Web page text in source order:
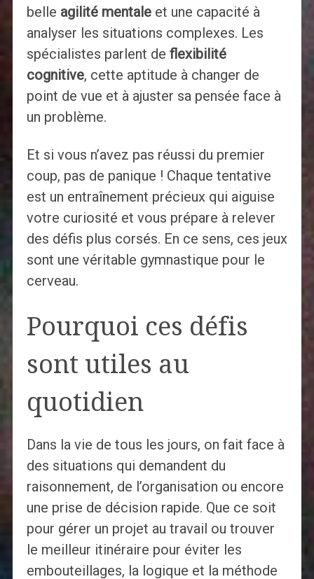
belle agilité mentaleet une capacité à
analyser les situations complexes. Les
spécialistes parlent de flexibilité
cognitive, cette aptitude à changer de
point de vue et à ajuster sa pensée face à
un problème.
Et si vous n’avez pas réussi du premier
coup, pas de panique ! Chaque tentative
est un entraînement précieux qui aiguise
votre curiosité et vous prépare à relever
des défis plus corsés. En ce sens, ces jeux
sont une véritable gymnastique pour le
cerveau.
Pourquoi ces défis
sont utiles au
quotidien
Dans la vie de tous les jours, on fait face à
des situations qui demandent du
raisonnement, de l’organisation ou encore
une prise de décision rapide. Que ce soit
pour gérer un projet au travail ou trouver
le meilleur itinéraire pour éviter les
embouteillages, la logique et la méthode